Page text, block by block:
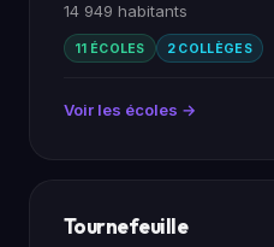
14 949 habitants
11 ÉCOLES 2 COLLÈGES
Voir les écoles →
Tournefeuille